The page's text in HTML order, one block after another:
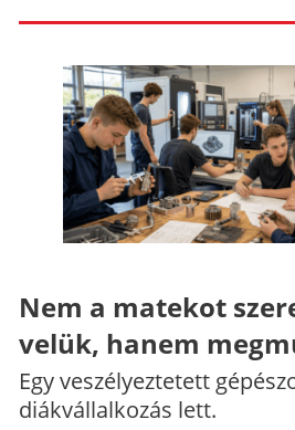
Nem a matekot
velük, hanem
Egy veszélyeztetett
diákvállalkozás lett.